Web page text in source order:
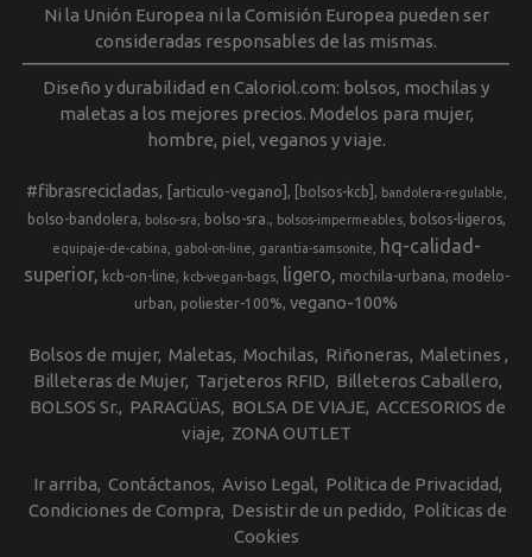
Ni la Unión Europea ni la Comisión Europea pueden ser
consideradas responsables de las mismas.
Diseño y durabilidad en Caloriol.com: bolsos, mochilas y
maletas a los mejores precios. Modelos para mujer,
hombre, piel, veganos y viaje.
#fibrasrecicladas [articulo-vegano] [bolsos-kcb] bandolera-regulable
bolso-bandolera bolso-sra bolso-sra. bolsos-impermeables bolsos-ligeros
equipaje-de-cabina gabol-on-line garantia-samsonite
hq-calidad-
superior
kcb-on-line kcb-vegan-bags ligero mochila-urbana
modelo-
urban
poliester-100% vegano-100%
Bolsos de mujer Maletas Mochilas Riñoneras Maletines
Billeteras de Mujer Tarjeteros RFID
Billeteros Caballero
BOLSOS Sr.
PARAGÜAS BOLSA DE VIAJE ACCESORIOS de
viaje
ZONA OUTLET
Ir arriba Contáctanos Aviso Legal
Política de Privacidad
Condiciones de Compra
Desistir de un pedido
Políticas de
Cookies